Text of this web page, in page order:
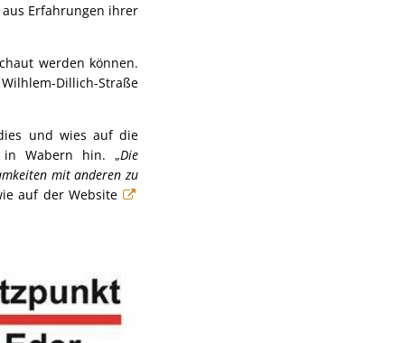
aus Erfahrungen ihrer
werden können.
Dillich-Straße
und wies auf die
in Wabern hin. „Die
mit anderen zu
auf der Website